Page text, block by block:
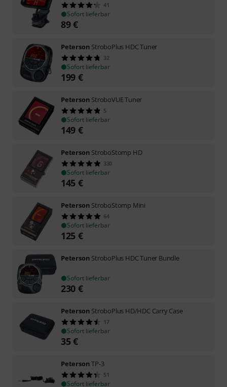
41
Sofort lieferbar
89€
Peterson StroboPlus HDC Tuner
32
Sofort lieferbar
199 €
Peterson StroboVUE Tuner
5
Sofort lieferbar
149 €
Peterson StroboStomp HD
330
Sofort lieferbar
145 €
Peterson StroboStomp Mini
64
Sofort lieferbar
125 €
Peterson StroboPlus HDC Tuner Bundle
Sofort lieferbar
230 €
Peterson StroboPlus HD/HDC Carry Case
17
Sofort lieferbar
35€
PetersonTP-3
51
Sofort lieferbar